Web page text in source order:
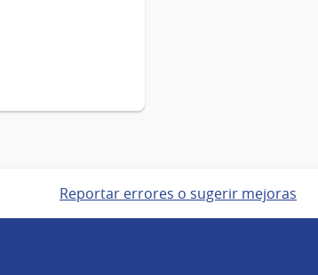
Reportar errores o sugerir mejoras